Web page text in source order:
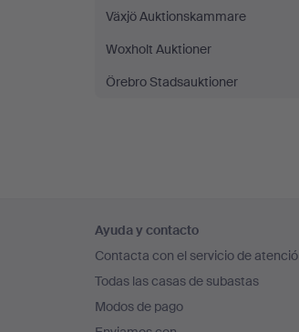
Växjö Auktionskammare
Woxholt Auktioner
Örebro Stadsauktioner
en
el
pie
de
Ayuda y contacto
Contacta con el servicio de
Todas las casas de subastas
Modos de pago